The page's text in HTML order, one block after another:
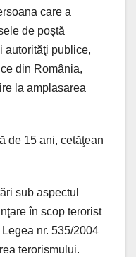
care a
de poştă
autorităţi publice,
din România,
la amplasarea
de 15 ani, cetăţean
sub aspectul
în scop terorist
nr. 535/2004
terorismului.